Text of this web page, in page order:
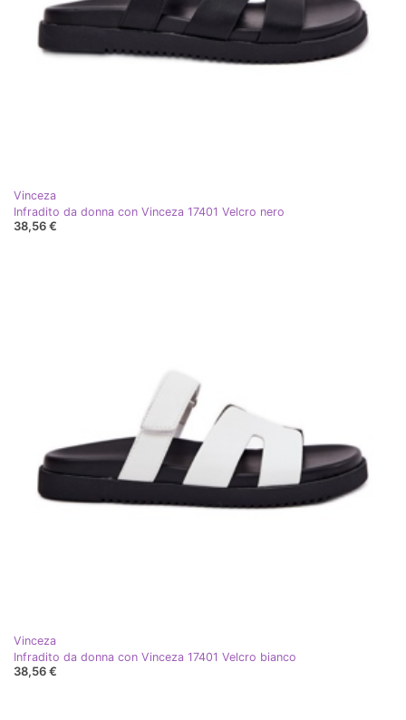
Vinceza
Infradito da donna con Vinceza 17401 Velcro nero
38,56 €
Vinceza
Infradito da donna con Vinceza 17401 Velcro bianco
38,56 €